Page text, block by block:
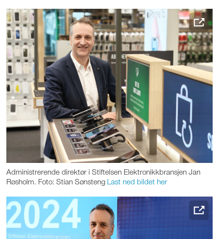
Administrerende direktør i Stiftelsen Elektronikkbransjen Jan
Røsholm. Foto: Stian Sønsteng Last ned bildet her